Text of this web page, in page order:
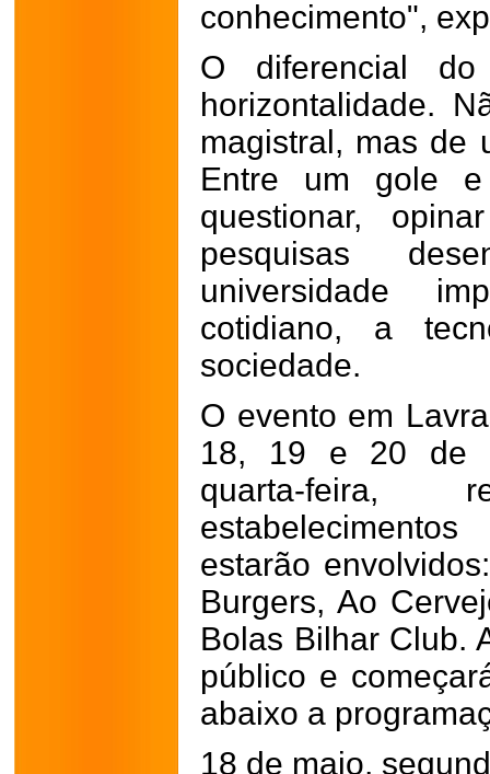
conhecimento",
O diferencial
horizontalidade.
magistral, mas de
Entre um gole
questionar,
pesquisas
universidade
cotidiano, a
sociedade.
O evento em
18, 19 e 20 de
quarta-feira,
estarão
Burgers, Ao
Bolas Bilhar Club.
público e
abaixo a
18 de maio,